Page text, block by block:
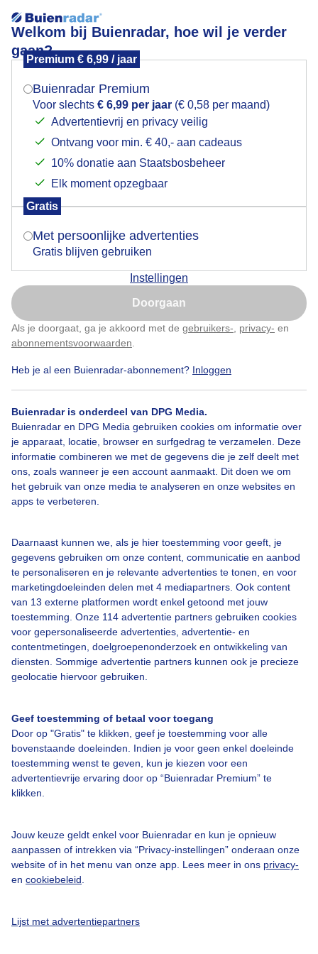
Welkom bij Buienradar, hoe wil je verder
gaan?
Premium € 6,99 / jaar
Buienradar Premium
Voor slechts € 6,99 per jaar (€ 0,58 per maand)
Advertentievrij en privacy veilig
Ontvang voor min. € 40,- aan cadeaus
10% donatie aan Staatsbosbeheer
Elk moment opzegbaar
Gratis
Met persoonlijke advertenties
Gratis blijven gebruiken
Instellingen
Doorgaan
Als je doorgaat, ga je akkoord met de gebruikers- privacy- en
abonnementsvoorwaarden
Heb je al een Buienradar-abonnement? Inloggen
Buienradar is onderdeel van DPG Media.
Buienradar en DPG Media gebruiken cookies om informatie over
je apparaat, locatie, browser en surfgedrag te verzamelen. Deze
informatie combineren we met de gegevens die je zelf deelt met
ons, zoals wanneer je een account aanmaakt. Dit doen we om
het gebruik van onze media te analyseren en onze websites en
apps te verbeteren.
Daarnaast kunnen we, als je hier toestemming voor geeft, je
gegevens gebruiken om onze content, communicatie en aanbod
te personaliseren en je relevante advertenties te tonen, en voor
marketingdoeleinden delen met 4 mediapartners. Ook content
van 13 externe platformen wordt enkel getoond met jouw
toestemming. Onze 114 advertentie partners gebruiken cookies
voor gepersonaliseerde advertenties, advertentie- en
contentmetingen, doelgroepenonderzoek en ontwikkeling van
diensten. Sommige advertentie partners kunnen ook je precieze
geolocatie hiervoor gebruiken.
Geef toestemming of betaal voor toegang
Door op "Gratis" te klikken, geef je toestemming voor alle
bovenstaande doeleinden. Indien je voor geen enkel doeleinde
toestemming wenst te geven, kun je kiezen voor een
advertentievrije ervaring door op “Buienradar Premium” te
klikken.
Jouw keuze geldt enkel voor Buienradar en kun je opnieuw
aanpassen of intrekken via “Privacy-instellingen” onderaan onze
website of in het menu van onze app. Lees meer in ons privacy-
en cookiebeleid
Lijst met advertentiepartners
Bewolking
windstil
Door: Marjon Adamidis - van Geldorp
Gemaakt: 09-10-2025, 49x bekeken
Een moment geduld aub...
Over Buienradar
Veelgestelde vragen
Contact
Toegankelijkheid
Adverteren
Buienradar Team
Privacy beleid
Privacy instellingen
Mogen we je locatie gebruiken voor het
Indien je hier nog geen akkoord op hebt gegeven,
verschijnt er zo een pop-up uit je browser waarin
Is goed, toon de popup
Nu niet, misschien later
Klik hierom dit aan te passen